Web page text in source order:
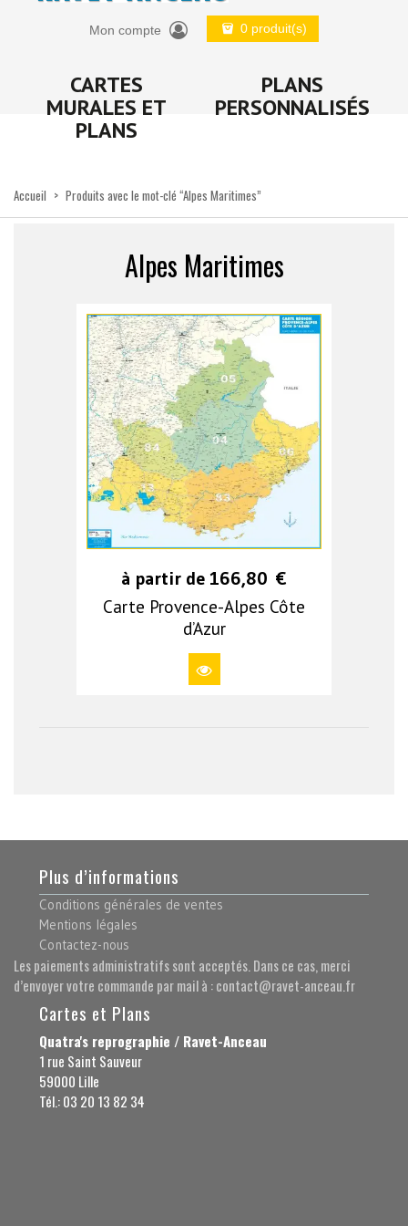
Mon compte 0 produit(s)
CARTES
MURALES ET
PLANS
PLANS
PERSONNALISÉS
Accueil > Produits avec le mot-clé “Alpes Maritimes”
Alpes Maritimes
à partir de 166,80 €
Carte Provence-Alpes Côte
d’Azur
Plus d’informations
Conditions générales de ventes
Mentions légales
Contactez-nous
Les paiements administratifs sont acceptés. Dans ce cas, merci
d’envoyer votre commande par mail à : contact@ravet-anceau.fr
Cartes et Plans
Quatra's reprographie / Ravet-Anceau
1 rue Saint Sauveur
59000 Lille
Tél.: 03 20 13 82 34